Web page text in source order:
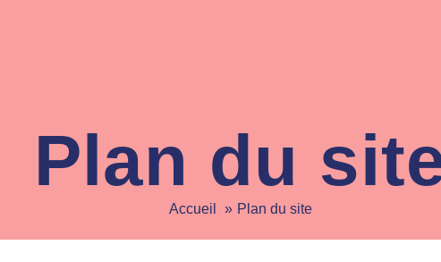
Plan du
Accueil Plan du site